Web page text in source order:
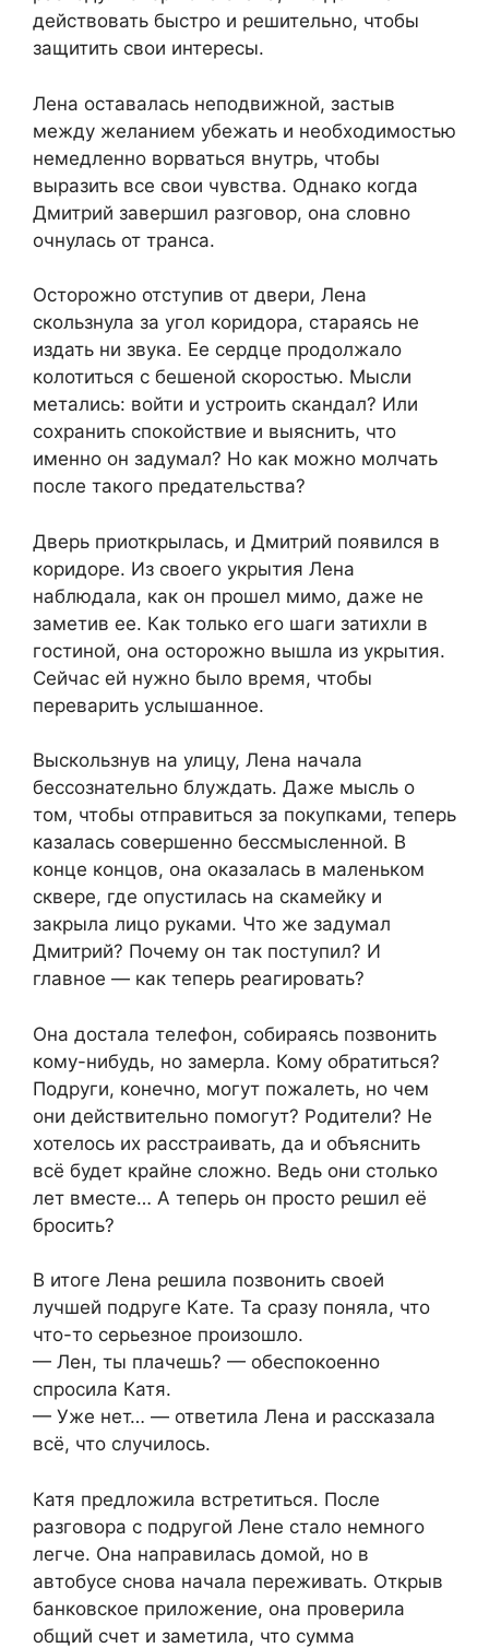
действовать быстро и решительно, чтобы
защитить свои интересы.
Лена оставалась неподвижной, застыв
между желанием убежать и необходимостью
немедленно ворваться внутрь, чтобы
выразить все свои чувства. Однако когда
Дмитрий завершил разговор, она словно
очнулась от транса.
Осторожно отступив от двери, Лена
скользнула за угол коридора, стараясь не
издать ни звука. Ее сердце продолжало
колотиться с бешеной скоростью. Мысли
метались: войти и устроить скандал? Или
сохранить спокойствие и выяснить, что
именно он задумал? Но как можно молчать
после такого предательства?
Дверь приоткрылась, и Дмитрий появился в
коридоре. Из своего укрытия Лена
наблюдала, как он прошел мимо, даже не
заметив ее. Как только его шаги затихли в
гостиной, она осторожно вышла из укрытия.
Сейчас ей нужно было время, чтобы
переварить услышанное.
Выскользнув на улицу, Лена начала
бессознательно блуждать. Даже мысль о
том, чтобы отправиться за покупками, теперь
казалась совершенно бессмысленной. В
конце концов, она оказалась в маленьком
сквере, где опустилась на скамейку и
закрыла лицо руками. Что же задумал
Дмитрий? Почему он так поступил? И
главное — как теперь реагировать?
Она достала телефон, собираясь позвонить
кому-нибудь, но замерла. Кому обратиться?
Подруги, конечно, могут пожалеть, но чем
они действительно помогут? Родители? Не
хотелось их расстраивать, да и объяснить
всё будет крайне сложно. Ведь они столько
лет вместе… А теперь он просто решил её
бросить?
В итоге Лена решила позвонить своей
лучшей подруге Кате. Та сразу поняла, что
что-то серьезное произошло.
— Лен, ты плачешь? — обеспокоенно
спросила Катя.
— Уже нет… — ответила Лена и рассказала
всё, что случилось.
Катя предложила встретиться. После
разговора с подругой Лене стало немного
легче. Она направилась домой, но в
автобусе снова начала переживать. Открыв
банковское приложение, она проверила
общий счет и заметила, что сумма